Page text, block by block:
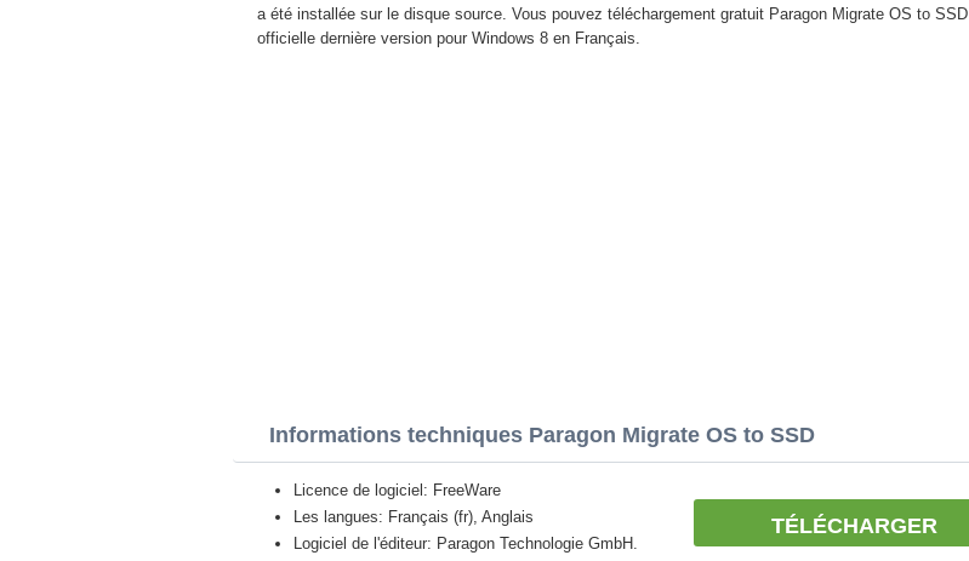
a été installée sur le disque source. Vous pouvez téléchargement gratuit Paragon Migrate OS to SSD
officielle dernière version pour Windows 8 en Français.
Informations techniques Paragon Migrate OS to SSD
TÉLÉCHARGER
Licence de logiciel: FreeWare
Les langues: Français (fr), Anglais
Logiciel de l'éditeur: Paragon Technologie GmbH.